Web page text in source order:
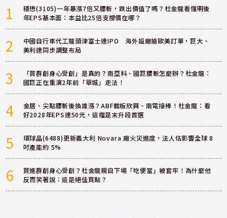
1
穩懋(3105)一年暴漲7倍又腰斬，跌出價值了嗎？杜金龍看懂明後
年EPS基本面：本益比25倍支撐價在哪？
2
中國自行車代工龍頭津富士達IPO 海外設廠搶歐美訂單，巨大、
美利達同步調整布局
3
「買群創身心受創」是真的？南亞科、國巨腰斬怎麼辦？杜金龍：
國巨正在重演2年前「華城」走法！
4
金居、尖點腰斬後換誰漲？ABF載板欣興、南電接棒！杜金龍：看
好2028年EPS達50元，這檔是末升段首選
5
環球晶(6488)更新義大利 Novara 廠火災進度，法人估影響全球 8
吋產能約 5%
6
買進群創身心受創？杜金龍親自下場「吃便當」被套牢！為什麼他
反而笑著說：這是絕佳買點？